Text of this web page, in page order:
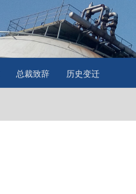
总裁致辞 历史变迁